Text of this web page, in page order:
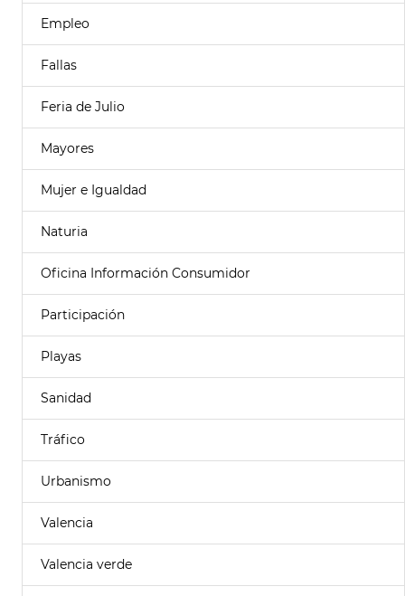
Empleo
Fallas
Feria de Julio
Mayores
Mujer e Igualdad
Naturia
Oficina Información Consumidor
Participación
Playas
Sanidad
Tráfico
Urbanismo
Valencia
Valencia verde